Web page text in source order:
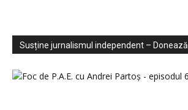
Sondaje
Video
Susține jurnalismul independent – Donează